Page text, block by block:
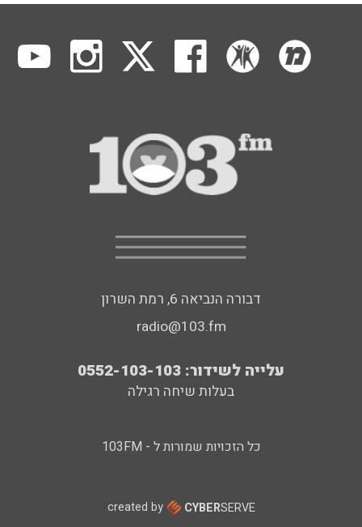
דבורה הנביאה 6, רמת השרון
radio@103.fm
עלייה לשידור: 0552-103-103
בעלות שיחה רגילה
כל הזכויות שמורות ל - 103FM
created by CYBERSERVE